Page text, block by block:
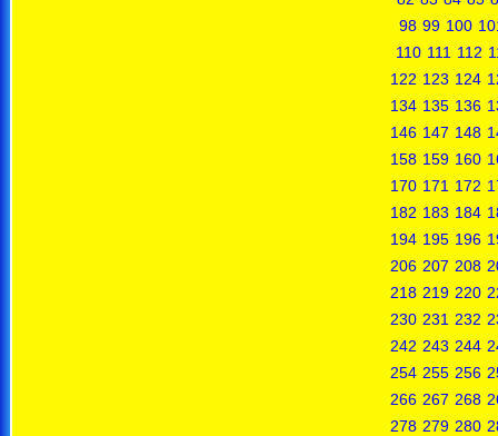
98 99 100
110 111 112
122 123 124
134 135 136
146 147 148
158 159 160
170 171 172
182 183 184
194 195 196
206 207 208
218 219 220
230 231 232
242 243 244
254 255 256
266 267 268
278 279 280